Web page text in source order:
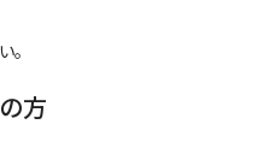
。
方